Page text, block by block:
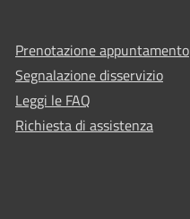
Prenotazione appuntamento
Segnalazione disservizio
Leggi le FAQ
Richiesta di assistenza